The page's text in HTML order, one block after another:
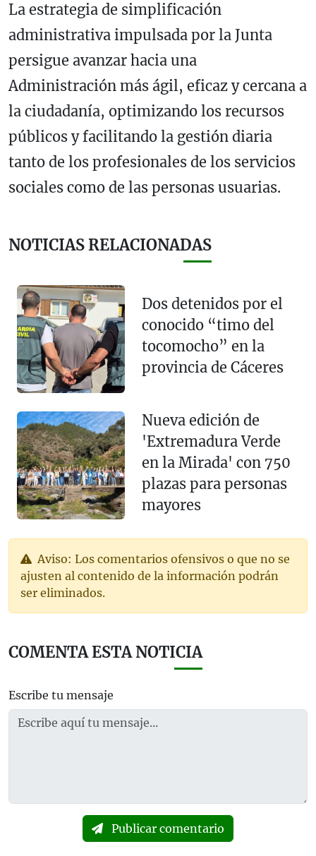
La estrategia de simplificación
administrativa impulsada por la Junta
persigue avanzar hacia una
Administración más ágil, eficaz y cercana a
la ciudadanía, optimizando los recursos
públicos y facilitando la gestión diaria
tanto de los profesionales de los servicios
sociales como de las personas usuarias.
NOTICIAS RELACIONADAS
Dos detenidos por el
conocido “timo del
tocomocho” en la
provincia de Cáceres
Nueva edición de
'Extremadura Verde
en la Mirada' con 750
plazas para personas
mayores
Aviso: Los comentarios ofensivos o que no se
ajusten al contenido de la información podrán
ser eliminados.
COMENTA ESTA NOTICIA
Escribe tu mensaje
Publicar comentario